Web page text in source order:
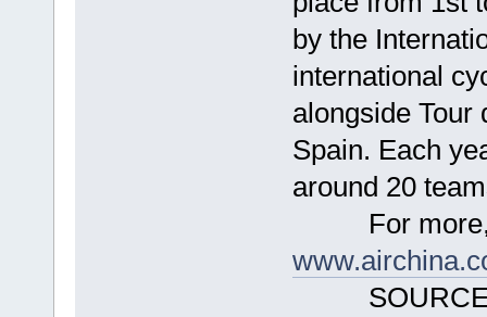
by the
international
alongside Tour
Spain. Each
around 20
For more,
SOURCE